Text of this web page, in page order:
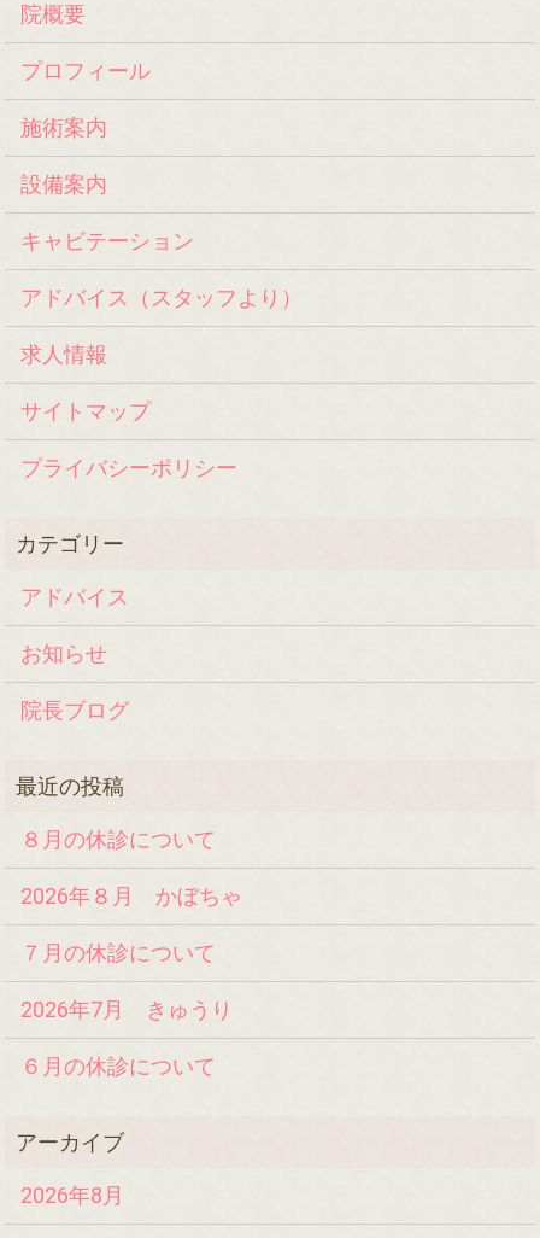
院概要
プロフィール
施術案内
設備案内
キャビテーション
アドバイス（スタッフより）
求人情報
サイトマップ
プライバシーポリシー
アドバイス
お知らせ
院長ブログ
８月の休診について
2026年８月 かぼちゃ
７月の休診について
2026年7月 きゅうり
６月の休診について
2026年8月